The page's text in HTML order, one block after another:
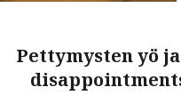
Pettymysten yö